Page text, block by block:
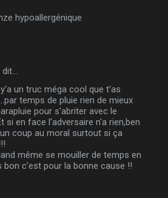
hypoallergénique
un truc méga cool que t'as
temps de pluie rien de mieux
pour s'abriter avec le
si en face l'adversaire n'a rien,ben
coup au moral surtout si ça
même se mouiller de temps en
bon c'est pour la bonne cause !!